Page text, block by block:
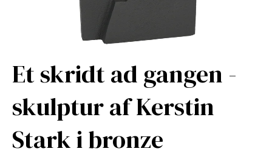
Et skridt ad gangen -
skulptur af Kerstin
Stark i bronze